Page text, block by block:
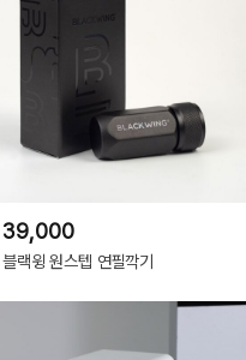
39,000
블랙윙 원스텝 연필깍기